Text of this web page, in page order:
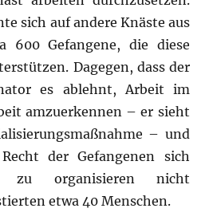
sich auf andere Knäste aus
600 Gefangene, die diese
Dagegen, dass der
es ablehnt, Arbeit im
amzuerkennen – er sieht
– und
der Gefangenen sich
zu organisieren nicht
etwa 40 Menschen.